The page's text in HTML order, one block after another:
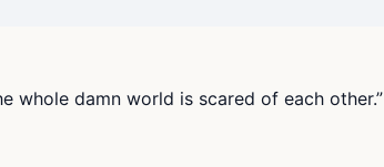
whole damn world is scared of each other.”